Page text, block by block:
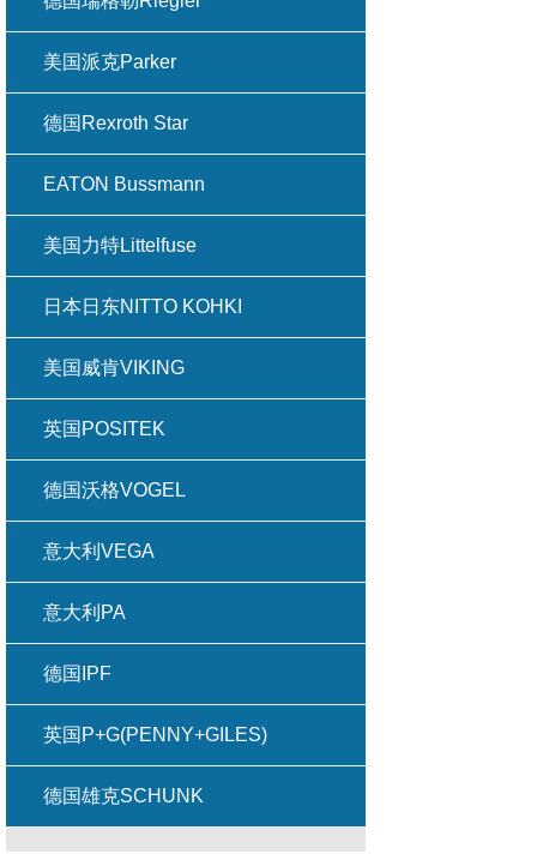
美国派克Parker
德国Rexroth Star
EATON Bussmann
美国力特Littelfuse
日本日东NITTO KOHKI
美国威肯VIKING
英国POSITEK
德国沃格VOGEL
意大利VEGA
意大利PA
德国IPF
英国P+G(PENNY+GILES)
德国雄克SCHUNK